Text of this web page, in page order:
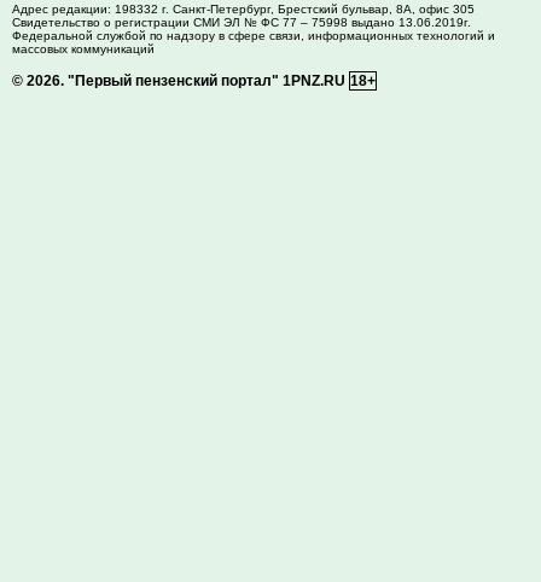
Адрес редакции: 198332 г. Санкт-Петербург, Брестский бульвар, 8А, офис 305
Свидетельство о регистрации СМИ ЭЛ № ФС 77 – 75998 выдано 13.06.2019г.
Федеральной службой по надзору в сфере связи, информационных технологий и
массовых коммуникаций
© 2026. "Первый пензенский портал" 1PNZ.RU 18+